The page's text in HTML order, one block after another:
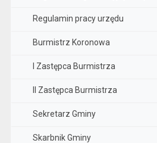
Regulamin pracy urzędu
Burmistrz Koronowa
I Zastępca Burmistrza
II Zastępca Burmistrza
Sekretarz Gminy
Skarbnik Gminy